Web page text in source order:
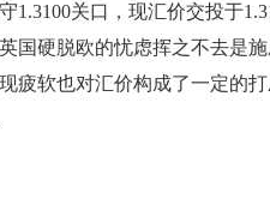
关口，现汇价交投于
国硬脱欧的忧虑挥之不去是
疲软也对汇价构成了一定的